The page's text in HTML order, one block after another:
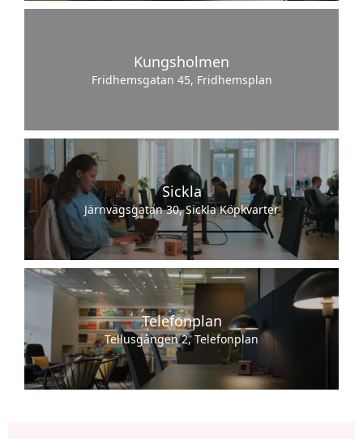
Kungsholmen
Fridhemsgatan 45, Fridhemsplan
Sickla
Järnvägsgatan 30, Sickla Köpkvarter
Telefonplan
Tellusgången 2, Telefonplan